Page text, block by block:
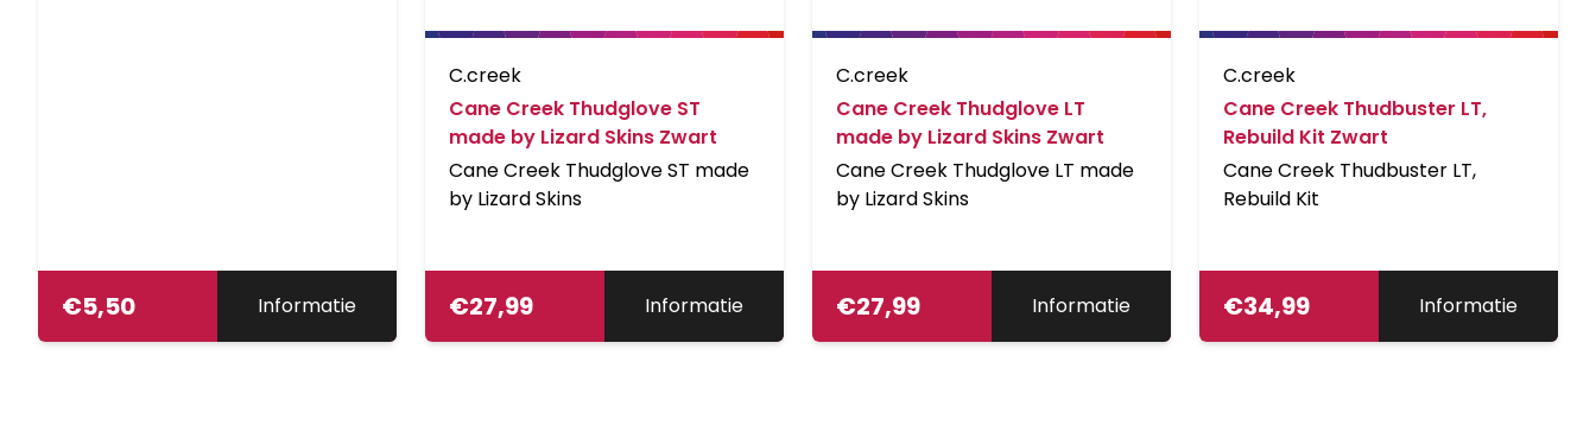
€5,50 Informatie
C.creek
Cane Creek Thudglove ST
made by Lizard Skins Zwart
Cane Creek Thudglove ST made
by Lizard Skins
€27,99 Informatie
C.creek
Cane Creek Thudglove LT
made by Lizard Skins Zwart
Cane Creek Thudglove LT made
by Lizard Skins
€27,99 Informatie
C.creek
Cane Creek Thudbuster LT,
Rebuild Kit Zwart
Cane Creek Thudbuster LT,
Rebuild Kit
€34,99 Informatie